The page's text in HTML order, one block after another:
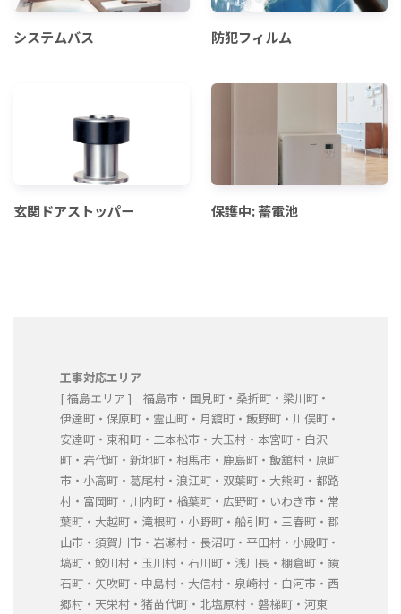
システムバス 防犯フィルム
玄関ドアストッパー 保護中: 蓄電池
工事対応エリア
[ 福島エリア ] 福島市・国見町・桑折町・梁川町・
伊達町・保原町・霊山町・月舘町・飯野町・川俣町・
安達町・東和町・二本松市・大玉村・本宮町・白沢
町・岩代町・新地町・相馬市・鹿島町・飯舘村・原町
市・小高町・葛尾村・浪江町・双葉町・大熊町・都路
村・富岡町・川内町・楢葉町・広野町・いわき市・常
葉町・大越町・滝根町・小野町・船引町・三春町・郡
山市・須賀川市・岩瀬村・長沼町・平田村・小殿町・
塙町・鮫川村・玉川村・石川町・浅川長・棚倉町・鏡
石町・矢吹町・中島村・大信村・泉崎村・白河市・西
郷村・天栄村・猪苗代町・北塩原村・磐梯町・河東